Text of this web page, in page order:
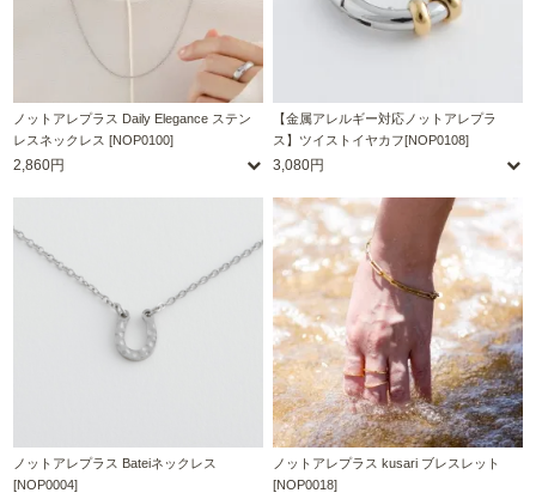
ノットアレプラス Daily Elegance ステン
レスネックレス [NOP0100]
2,860円
【金属アレルギー対応ノットアレプラ
ス】ツイストイヤカフ[NOP0108]
3,080円
ノットアレプラス Bateiネックレス
[NOP0004]
ノットアレプラス kusari ブレスレット
[NOP0018]